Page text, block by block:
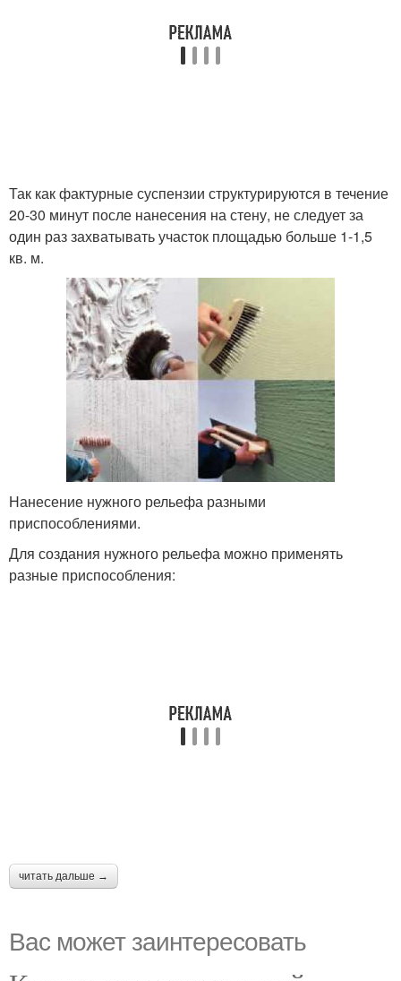
Так как фактурные суспензии структурируются в течение
20-30 минут после нанесения на стену, не следует за
один раз захватывать участок площадью больше 1-1,5
кв. м.
Нанесение нужного рельефа разными
приспособлениями.
Для создания нужного рельефа можно применять
разные приспособления:
читать дальше →
Вас может заинтересовать